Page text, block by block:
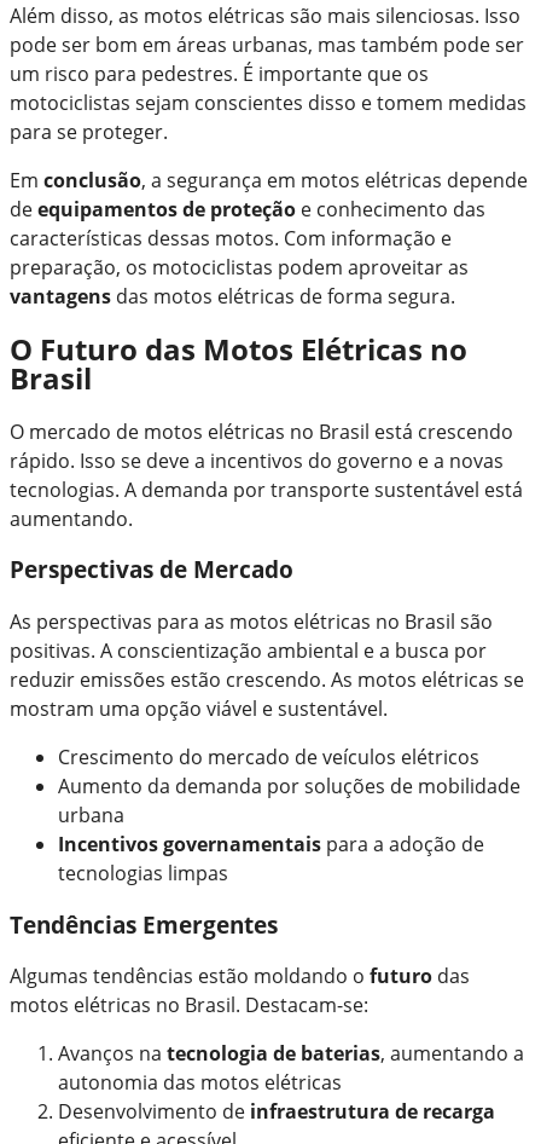
Além disso, as motos elétricas são mais silenciosas. Isso
pode ser bom em áreas urbanas, mas também pode ser
um risco para pedestres. É importante que os
motociclistas sejam conscientes disso e tomem medidas
para se proteger.
Em conclusão, a segurança em motos elétricas depende
deequipamentos de proteção e conhecimento das
características dessas motos. Com informação e
preparação, os motociclistas podem aproveitar as
vantagens das motos elétricas de forma segura.
O Futuro das Motos Elétricas no
Brasil
O mercado de motos elétricas no Brasil está crescendo
rápido. Isso se deve a incentivos do governo e a novas
tecnologias. A demanda por transporte sustentável está
aumentando.
Perspectivas de Mercado
As perspectivas para as motos elétricas no Brasil são
positivas. A conscientização ambiental e a busca por
reduzir emissões estão crescendo. As motos elétricas se
mostram uma opção viável e sustentável.
Crescimento do mercado de veículos elétricos
Aumento da demanda por soluções de mobilidade
urbana
Incentivos governamentais para a adoção de
tecnologias limpas
Tendências Emergentes
Algumas tendências estão moldando o futuro das
motos elétricas no Brasil. Destacam-se:
Avanços na tecnologia de baterias, aumentando a
autonomia das motos elétricas
Desenvolvimento de infraestrutura de recarga